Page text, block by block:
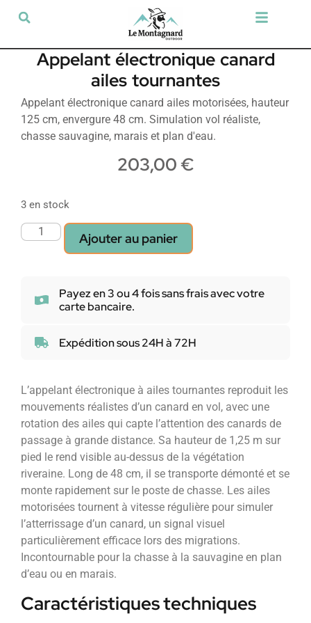
Appelant électronique canard
ailes tournantes
Appelant électronique canard ailes motorisées, hauteur
125 cm, envergure 48 cm. Simulation vol réaliste,
chasse sauvagine, marais et plan d'eau.
203,00 €
3 en stock
Ajouter au panier
Payez en 3 ou 4 fois sans frais avec votre
carte bancaire.
Expédition sous 24H à 72H
L’appelant électronique à ailes tournantes reproduit les
mouvements réalistes d’un canard en vol, avec une
rotation des ailes qui capte l’attention des canards de
passage à grande distance. Sa hauteur de 1,25 m sur
pied le rend visible au-dessus de la végétation
riveraine. Long de 48 cm, il se transporte démonté et se
monte rapidement sur le poste de chasse. Les ailes
motorisées tournent à vitesse régulière pour simuler
l’atterrissage d’un canard, un signal visuel
particulièrement efficace lors des migrations.
Incontournable pour la chasse à la sauvagine en plan
d’eau ou en marais.
Caractéristiques techniques